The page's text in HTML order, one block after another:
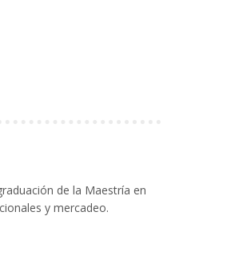
de la Maestría en
y mercadeo.